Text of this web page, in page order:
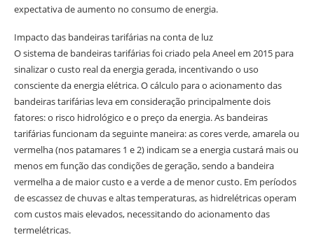
expectativa de aumento no consumo de energia.
Impacto das bandeiras tarifárias na conta de luz
O sistema de bandeiras tarifárias foi criado pela Aneel em 2015 para
sinalizar o custo real da energia gerada, incentivando o uso
consciente da energia elétrica. O cálculo para o acionamento das
bandeiras tarifárias leva em consideração principalmente dois
fatores: o risco hidrológico e o preço da energia. As bandeiras
tarifárias funcionam da seguinte maneira: as cores verde, amarela ou
vermelha (nos patamares 1 e 2) indicam se a energia custará mais ou
menos em função das condições de geração, sendo a bandeira
vermelha a de maior custo e a verde a de menor custo. Em períodos
de escassez de chuvas e altas temperaturas, as hidrelétricas operam
com custos mais elevados, necessitando do acionamento das
termelétricas.